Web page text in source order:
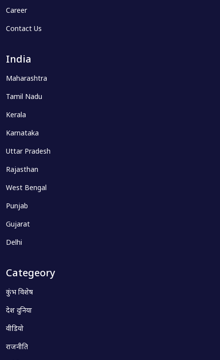
Career
Contact Us
India
Maharashtra
Tamil Nadu
Kerala
Karnataka
Uttar Pradesh
Rajasthan
West Bengal
Punjab
Gujarat
Delhi
Categeory
कुंभ विशेष
देश दुनिया
वीडियो
राजनीति